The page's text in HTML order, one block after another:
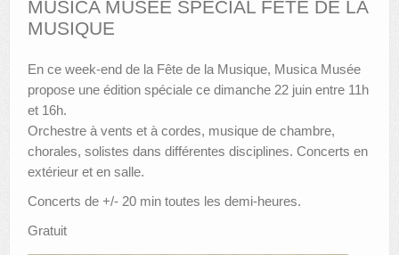
AUTRES LIEUX
ANIMATIONS DES MUSÉES
PUBLICATIONS
LES APPELS À PROJETS
LE PORTAIL DES COLLECTIONS
MUSICA MUSÉE SPÉCIAL FÊTE DE LA
MUSIQUE
En ce week-end de la Fête de la Musique, Musica Musée
propose une édition spéciale ce dimanche 22 juin entre 11h
et 16h.
Orchestre à vents et à cordes, musique de chambre,
chorales, solistes dans différentes disciplines. Concerts en
extérieur et en salle.
Concerts de +/- 20 min toutes les demi-heures.
Gratuit